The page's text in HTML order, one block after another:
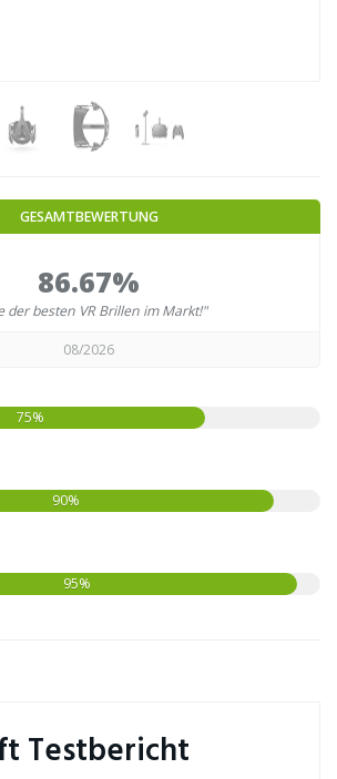
GESAMTBEWERTUNG
86.67%
der besten VR Brillen im Markt!"
08/2026
75%
90%
95%
Testbericht